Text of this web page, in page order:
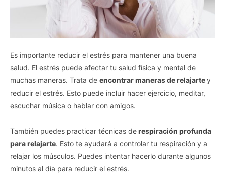
Es importante reducir el estrés para mantener una buena
salud. El estrés puede afectar tu salud física y mental de
muchas maneras. Trata de encontrar maneras de relajartey
reducir el estrés. Esto puede incluir hacer ejercicio, meditar,
escuchar música o hablar con amigos.
También puedes practicar técnicas derespiración profunda
para relajarte. Esto te ayudará a controlar tu respiración y a
relajar los músculos. Puedes intentar hacerlo durante algunos
minutos al día para reducir el estrés.